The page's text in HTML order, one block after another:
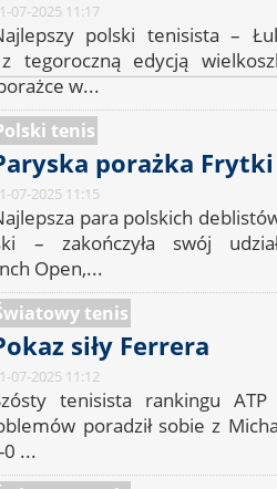
07-2025 11:17
polski tenisista –
tegoroczną edycją
w...
tenis
porażka
07-2025 11:15
para polskich
– zakończyła swój
Open,...
tenis
siły Ferrera
07-2025 11:12
tenisista rankingu
poradził sobie z
...